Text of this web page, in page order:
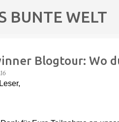
BUNTE WELT
Blogtour: Wo